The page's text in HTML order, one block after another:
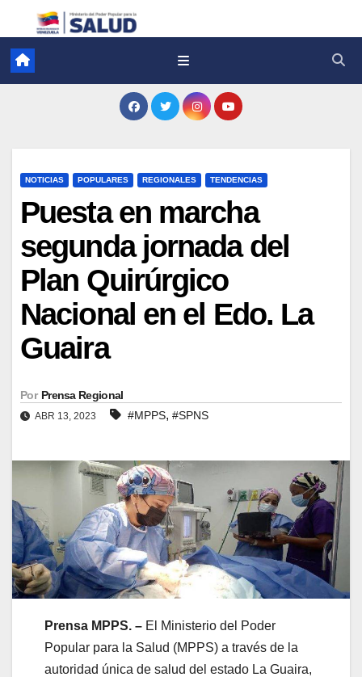
NOTICIAS POPULARES REGIONALES TENDENCIAS
Puesta en marcha
segunda jornada del
Plan Quirúrgico
Nacional en el Edo. La
Guaira
Por Prensa Regional
ABR 13, 2023 #MPPS, #SPNS
Prensa MPPS. – El Ministerio del Poder
Popular para la Salud (MPPS) a través de la
autoridad única de salud del estado La Guaira,